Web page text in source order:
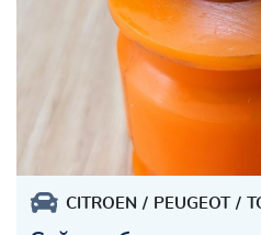
CITROEN PEUGEOT